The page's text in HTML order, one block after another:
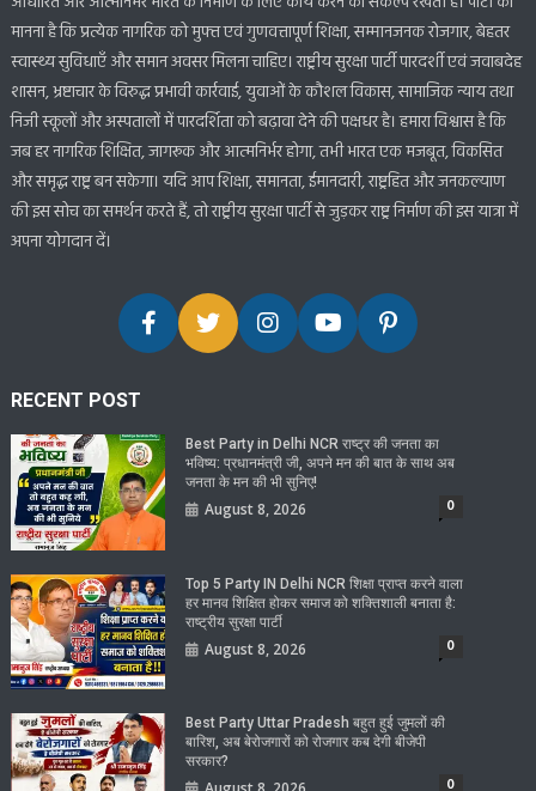
मानना है कि प्रत्येक नागरिक को मुफ्त एवं गुणवत्तापूर्ण शिक्षा, सम्मानजनक रोजगार, बेहतर
स्वास्थ्य सुविधाएँ और समान अवसर मिलना चाहिए। राष्ट्रीय सुरक्षा पार्टी पारदर्शी एवं जवाबदेह
शासन, भ्रष्टाचार के विरुद्ध प्रभावी कार्रवाई, युवाओं के कौशल विकास, सामाजिक न्याय तथा
निजी स्कूलों और अस्पतालों में पारदर्शिता को बढ़ावा देने की पक्षधर है। हमारा विश्वास है कि
जब हर नागरिक शिक्षित, जागरूक और आत्मनिर्भर होगा, तभी भारत एक मजबूत, विकसित
और समृद्ध राष्ट्र बन सकेगा। यदि आप शिक्षा, समानता, ईमानदारी, राष्ट्रहित और जनकल्याण
की इस सोच का समर्थन करते हैं, तो राष्ट्रीय सुरक्षा पार्टी से जुड़कर राष्ट्र निर्माण की इस यात्रा में
अपना योगदान दें।
RECENT POST
Best Party in Delhi NCR राष्ट्र की जनता का
भविष्य: प्रधानमंत्री जी, अपने मन की बात के साथ अब
जनता के मन की भी सुनिए!
August 8, 2026 0
Top 5 Party IN Delhi NCR शिक्षा प्राप्त करने वाला
हर मानव शिक्षित होकर समाज को शक्तिशाली बनाता है:
राष्ट्रीय सुरक्षा पार्टी
August 8, 2026 0
Best Party Uttar Pradesh बहुत हुई जुमलों की
बारिश, अब बेरोजगारों को रोजगार कब देगी बीजेपी
सरकार?
0